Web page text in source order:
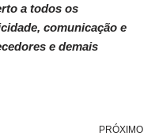
a todos os
comunicação e
e demais
PRÓXIMO